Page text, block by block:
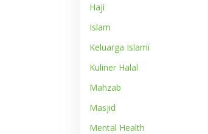
Haji
Islam
Keluarga Islami
Kuliner Halal
Mahzab
Masjid
Mental Health